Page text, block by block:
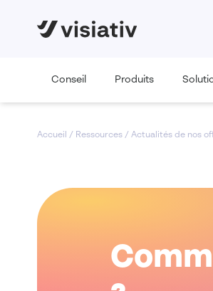
Conseil Produits
Accueil / Ressources / Actualités de nos